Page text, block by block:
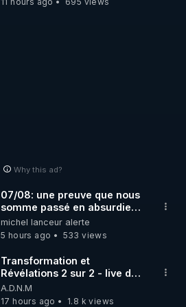
Why this ad?
07/08: une preuve que nous
somme passé en absurdie
une dictature qui veut faire
taire ses opposant !
michel lanceur alerte
5 hours ago
533 views
Transformation et
Révélations 2 sur 2 - live du
07/08/26
A.D.N.M
17 hours ago
1.8 k views